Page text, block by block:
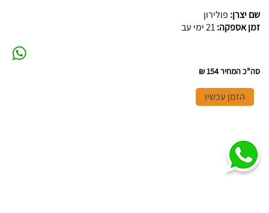
שם יצרן: פולירון
זמן אספקה:21 ימי עב
סה"כ המחיר154 ₪
הזמן עכשיו